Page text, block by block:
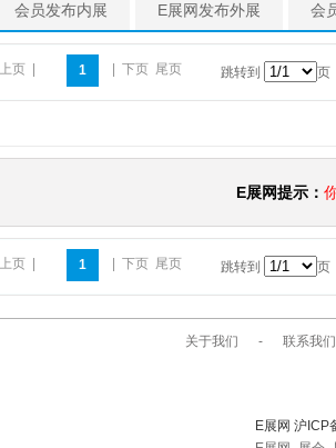
会员发布内展 E展网发布外展 会
上页 1 下页 尾页 跳转到 页
E展网提示：
上页 1 下页 尾页 跳转到 页
关于我们 - 联系我们
E展网 沪